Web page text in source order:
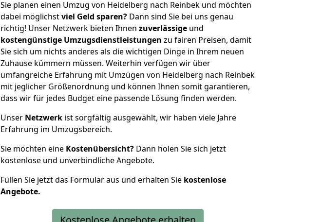
Sie planen einen Umzug von Heidelberg nach Reinbek und möchten
dabei möglichstviel Geld sparen? Dann sind Sie bei uns genau
richtig! Unser Netzwerk bieten Ihnen zuverlässige und
kostengünstige Umzugsdienstleistungen zu fairen Preisen, damit
Sie sich um nichts anderes als die wichtigen Dinge in Ihrem neuen
Zuhause kümmern müssen. Weiterhin verfügen wir über
umfangreiche Erfahrung mit Umzügen von Heidelberg nach Reinbek
mit jeglicher Größenordnung und können Ihnen somit garantieren,
dass wir für jedes Budget eine passende Lösung finden werden.
Unser Netzwerk ist sorgfältig ausgewählt, wir haben viele Jahre
Erfahrung im Umzugsbereich.
Sie möchten eine Kostenübersicht? Dann holen Sie sich jetzt
kostenlose und unverbindliche Angebote.
Füllen Sie jetzt das Formular aus und erhalten Sie kostenlose
Angebote.